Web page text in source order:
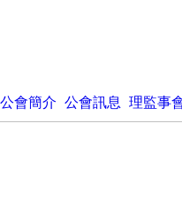
公會簡介 公會訊息 理監事